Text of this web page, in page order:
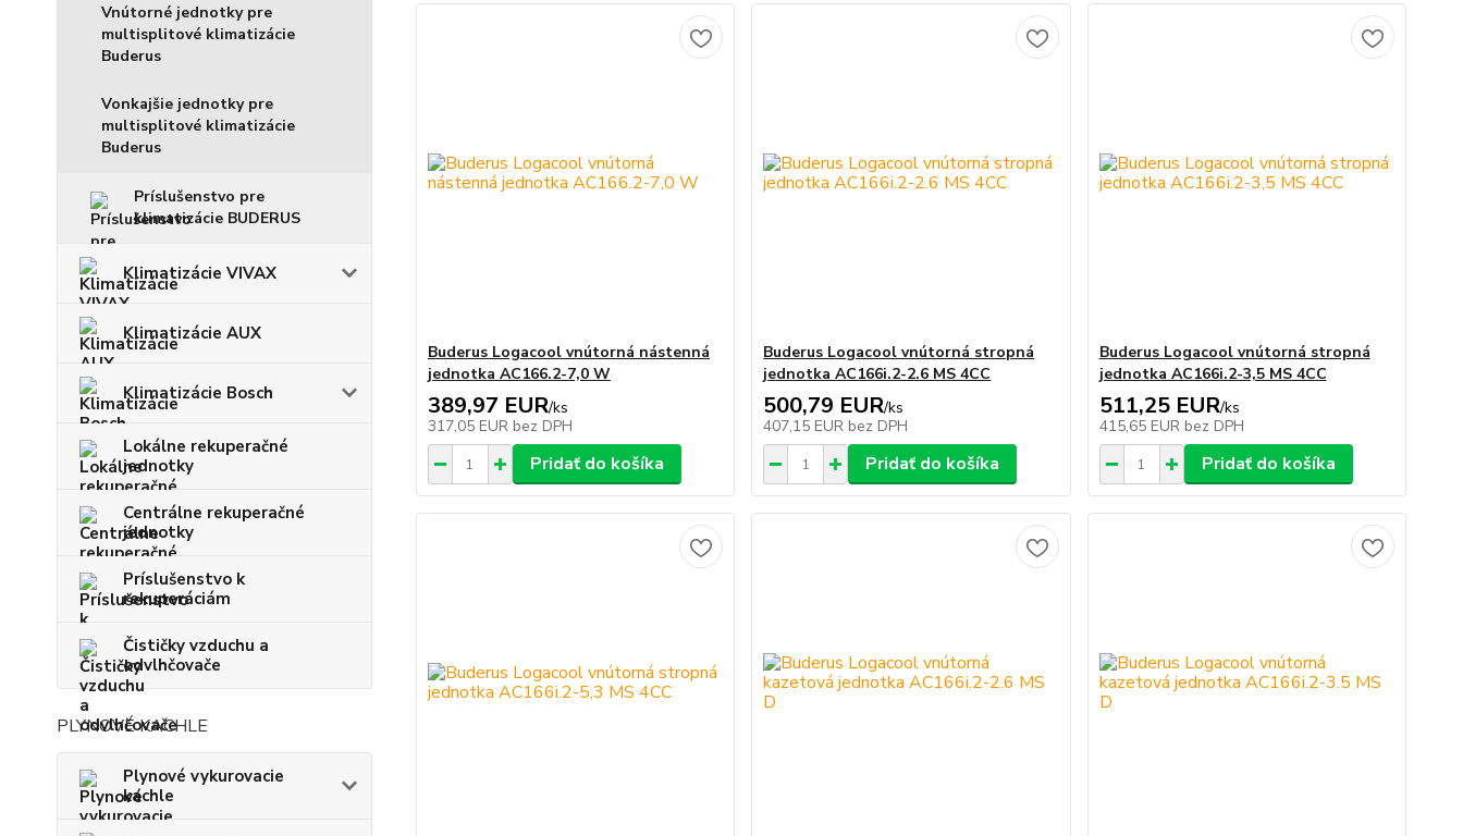
Vnútorné jednotky pre
multisplitové klimatizácie
Buderus
Vonkajšie jednotky pre
multisplitové klimatizácie
Buderus
Príslušenstvo pre
klimatizácie BUDERUS
Klimatizácie VIVAX
Klimatizácie AUX
Klimatizácie Bosch
Lokálne rekuperačné
jednotky
Centrálne rekuperačné
jednotky
Príslušenstvo k
rekuperáciám
Čističky vzduchu a
odvlhčovače
PLYNOVÉ KACHLE
Plynové vykurovacie
kachle
Buderus Logacool vnútorná nástenná
jednotka AC166.2-7,0 W
389,97 EUR/ks
317,05 EUR bez DPH
Pridať do košíka
Buderus Logacool vnútorná stropná
jednotka AC166i.2-2.6 MS 4CC
500,79 EUR/ks
407,15 EUR bez DPH
Pridať do košíka
Buderus Logacool vnútorná stropná
jednotka AC166i.2-3,5 MS 4CC
511,25 EUR/ks
415,65 EUR bez DPH
Pridať do košíka